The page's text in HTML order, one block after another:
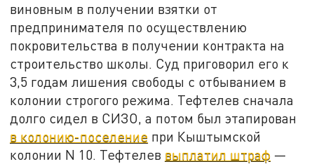
виновным в получении взятки от
предпринимателя по осуществлению
покровительства в получении контракта на
строительство школы. Суд приговорил его к
3,5 годам лишения свободы с отбыванием в
колонии строгого режима. Тефтелев сначала
долго сидел в СИЗО, а потом был этапирован
в колонию-поселение при Кыштымской
колонии N 10. Тефтелев выплатил штраф —